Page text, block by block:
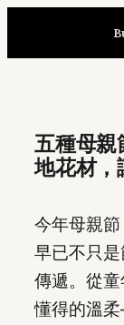
content
五種母親
地花材，
今年母親
早已不只
傳遞。從
懂得的溫